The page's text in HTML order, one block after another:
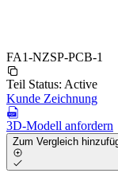
FA1-NZSP-PCB-1
Teil Status: Active
Kunde Zeichnung
3D-Modell anfordern
Zum Vergleich